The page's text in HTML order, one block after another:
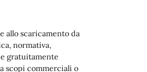
allo scaricamento da
normativa,
gratuitamente
scopi commerciali o